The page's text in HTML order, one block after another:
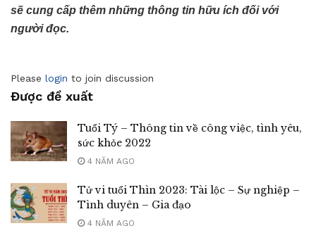
sẽ cung cấp thêm những thông tin hữu ích đối với
người đọc.
Please login to join discussion
Được đề xuất
Tuổi Tý – Thông tin về công việc, tình yêu,
sức khỏe 2022
4 NĂM AGO
Tử vi tuổi Thìn 2023: Tài lộc – Sự nghiệp –
Tình duyên – Gia đạo
4 NĂM AGO